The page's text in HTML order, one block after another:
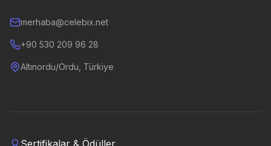
merhaba@celebix.net
+90 530 209 96 28
Altınordu/Ordu, Türkiye
Sertifikalar & Ödüller